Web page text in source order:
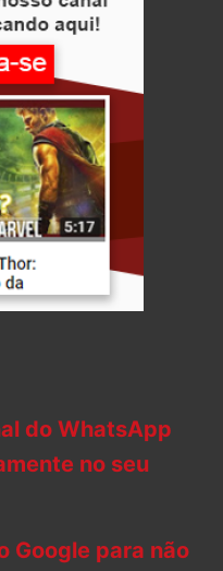
do WhatsApp
no seu
Google para não